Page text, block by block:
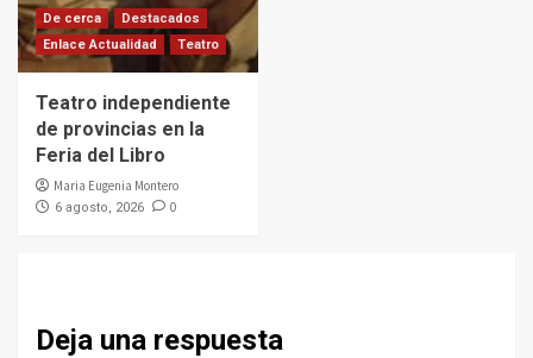
De cerca
Destacados
Enlace Actualidad
Teatro
Teatro independiente
de provincias en la
Feria del Libro
Maria Eugenia Montero
6 agosto, 2026 0
Deja una respuesta